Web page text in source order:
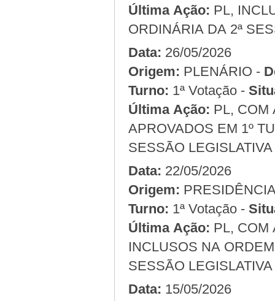
Última Ação: PL,
ORDINÁRIA DA 2ª
Data: 26/05/2026
Origem:
PLENÁRIO -
Turno:
1ª Votação -
Última Ação: PL, COM
APROVADOS EM 1º
SESSÃO
Data: 22/05/2026
Origem:
Turno:
1ª Votação -
Última Ação: PL, COM
INCLUSOS NA
SESSÃO
Data: 15/05/2026